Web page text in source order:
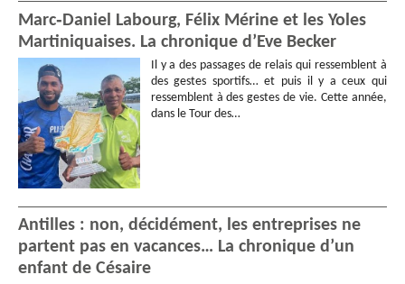
Marc‑Daniel Labourg, Félix Mérine et les Yoles
Martiniquaises. La chronique d’Eve Becker
Il y a des passages de relais qui ressemblent à
des gestes sportifs… et puis il y a ceux qui
ressemblent à des gestes de vie. Cette année,
dans le Tour des…
Antilles : non, décidément, les entreprises ne
partent pas en vacances… La chronique d’un
enfant de Césaire